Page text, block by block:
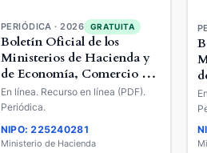
PERIÓDICA · 2026 GRATUITA
Boletín Oficial de los
Ministerios de Hacienda y
de Economía, Comercio y
Empresa
En línea. Recurso en línea (PDF).
Periódica.
NIPO: 225240281
Ministerio de Hacienda